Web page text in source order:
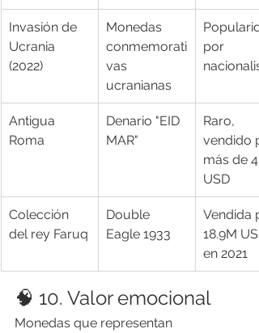
Invasión de
Ucrania
(2022)
Monedas
conmemorati
vas
ucranianas
por
Antigua
Roma
Denario "EID
MAR"
Raro,
vendido
más de
USD
Colección
del rey Faruq
Double
Eagle 1933
Vendida
18.9M
en 2021
🧠 10. Valor emocional
Monedas que representan